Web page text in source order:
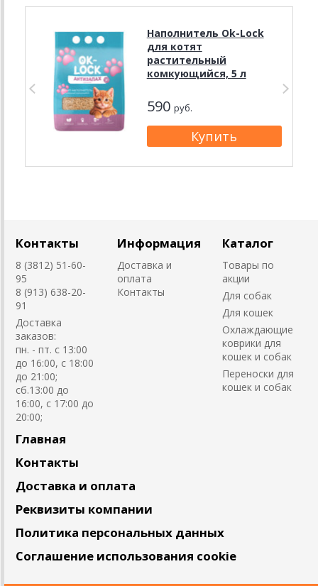
Наполнитель Ok-Lock
для котят
растительный
комкующийся, 5 л
590 руб.
Контакты
8 (3812) 51-60-
95
8 (913) 638-20-
91
Доставка
заказов:
пн. - пт. с 13:00
до 16:00, с 18:00
до 21:00;
сб.13:00 до
16:00, с 17:00 до
20:00;
Информация
Доставка и
оплата
Контакты
Каталог
Товары по
акции
Для собак
Для кошек
Охлаждающие
коврики для
кошек и собак
Переноски для
кошек и собак
Главная
Контакты
Доставка и оплата
Реквизиты компании
Политика персональных данных
Соглашение использования cookie